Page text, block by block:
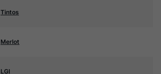
Tintos
Merlot
LGI